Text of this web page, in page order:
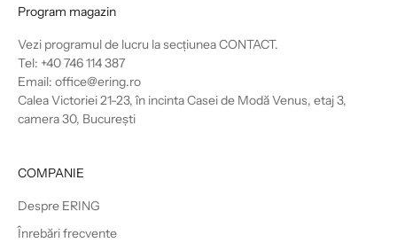
Program magazin
Vezi programul de lucru la secțiuneaCONTACT.
Tel: +40 746 114 387
Email: office@ering.ro
Calea Victoriei 21-23, în incinta Casei de Modă Venus, etaj 3,
camera 30, București
COMPANIE
Despre ERING
Înrebări frecvente